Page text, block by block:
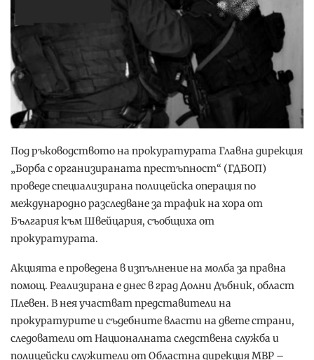
Под ръководството на прокуратурата Главна дирекция
„Борба с организираната престъпност“ (ГДБОП)
проведе специализирана полицейска операция по
международно разследване за трафик на хора от
България към Швейцария, съобщиха от
прокуратурата.
Акцията е проведена в изпълнение на молба за правна
помощ. Реализирана е днес в град Долни Дъбник, област
Плевен. В нея участват представители на
прокуратурите и съдебните власти на двете страни,
следователи от Националната следствена служба и
полицейски служители от Областна дирекция МВР –